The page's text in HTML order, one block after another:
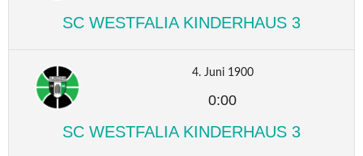
SC WESTFALIA KINDERHAUS 3
4. Juni 1900
0:00
SC WESTFALIA KINDERHAUS 3